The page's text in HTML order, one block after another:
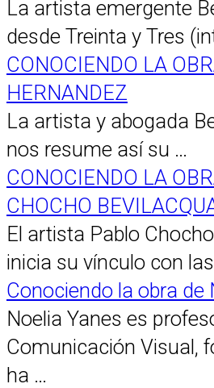
La artista emergente
desde Treinta y Tres
CONOCIENDO LA
HERNANDEZ
La artista y abogada
nos resume así su …
CONOCIENDO LA
CHOCHO
El artista Pablo
inicia su vínculo con
Conociendo la obra de
Noelia Yanes es
Comunicación Visual,
ha …